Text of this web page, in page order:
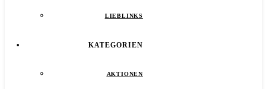
LIEBLINKS
KATEGORIEN
AKTIONEN